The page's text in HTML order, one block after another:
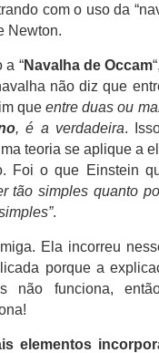
com o uso da
Newton.
a “Navalha de Occam
não diz que
queentre duas ou
, é a verdadeira.
teoria se aplique a
Foi o que Einstein
tão simples quanto
.
Ela incorreu
porque a
não funciona,
elementos